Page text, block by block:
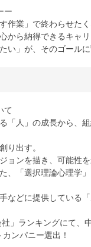
ー
作業」で終わらせたく
から納得できるキャリ
い」が、そのゴール
て
「人」の成長から、
り出す。
ョンを描き、可能性
、「選択理論心理学
などに提供している
」ランキングにて、
ンパニー選出！